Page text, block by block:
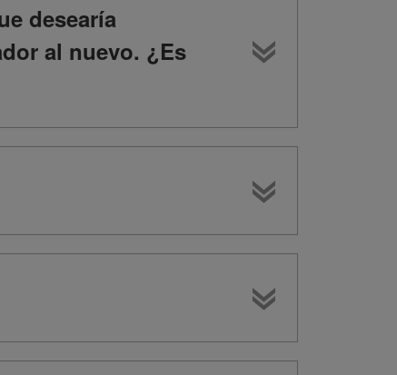
desearía
al nuevo. ¿Es